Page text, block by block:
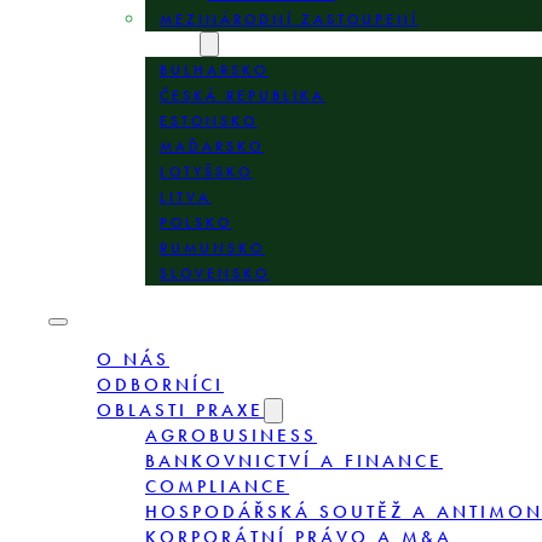
MEZINÁRODNÍ ZASTOUPENÍ
BULHARSKO
ČESKÁ REPUBLIKA
ESTONSKO
MAĎARSKO
LOTYŠSKO
LITVA
POLSKO
RUMUNSKO
SLOVENSKO
O NÁS
ODBORNÍCI
OBLASTI PRAXE
AGROBUSINESS
BANKOVNICTVÍ A FINANCE
COMPLIANCE
HOSPODÁŘSKÁ SOUTĚŽ A
KORPORÁTNÍ PRÁVO A M&A